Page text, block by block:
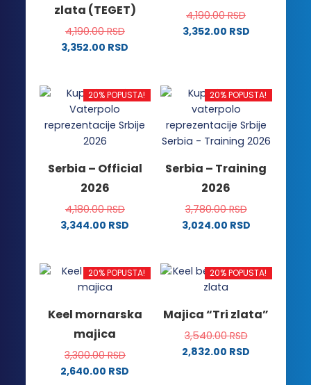
zlata (TEGET)
4,190.00RSD
3,352.00 RSD
ima
više
varijanti.
Opcije
biti
izabrane
na
stranici
4,190.00RSD
3,352.00 RSD
više
varijanti.
Opcije
mogu
izabrane
na
stranici
proizvoda.
20% POPUSTA!
Serbia – Official
2026
4,180.00RSD
3,344.00 RSD
ima
više
Opcije
mogu
biti
izabrane
20% POPUSTA!
Serbia – Training
2026
3,780.00RSD
3,024.00 RSD
ima
više
Opcije
mogu
biti
20% POPUSTA!
Keel mornarska
majica
3,300.00RSD
2,640.00 RSD
20% POPUSTA!
Majica “Tri zlata”
3,540.00RSD
2,832.00 RSD